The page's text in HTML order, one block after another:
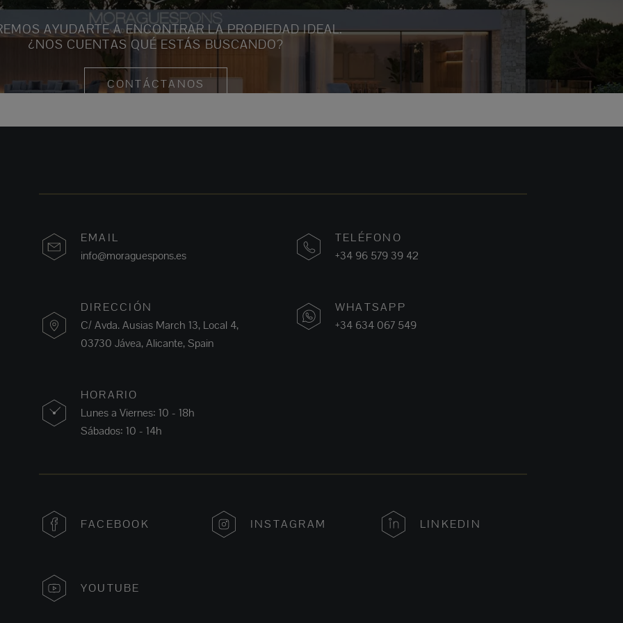
AYUDARTE A ENCONTRAR LA PROPIEDAD IDEAL.
¿NOS CUENTAS QUÉ ESTÁS BUSCANDO?
CONTÁCTANOS
EMAIL
info@moraguespons.es
DIRECCIÓN
C/ Avda. Ausias March 13, Local 4,
03730 Jávea, Alicante, Spain
HORARIO
Lunes a Viernes: 10 - 18h
Sábados: 10 - 14h
TELÉFONO
+34 96 579 39 42
WHATSAPP
+34 634 067 549
FACEBOOK INSTAGRAM LINKEDIN
YOUTUBE